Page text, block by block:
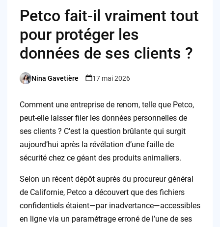
Petco fait-il vraiment tout
pour protéger les
données de ses clients ?
Posted
Nina Gavetière 17 mai 2026
Comment une entreprise de renom, telle que Petco,
peut-elle laisser filer les données personnelles de
ses clients ? C’est la question brûlante qui surgit
aujourd’hui après la révélation d’une faille de
sécurité chez ce géant des produits animaliers.
Selon un récent dépôt auprès du procureur général
de Californie, Petco a découvert que des fichiers
confidentiels étaient—par inadvertance—accessibles
en ligne via un paramétrage erroné de l’une de ses